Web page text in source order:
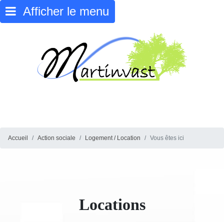
Afficher le menu
Accueil Action sociale Logement / Location Vous êtes ici
Locations